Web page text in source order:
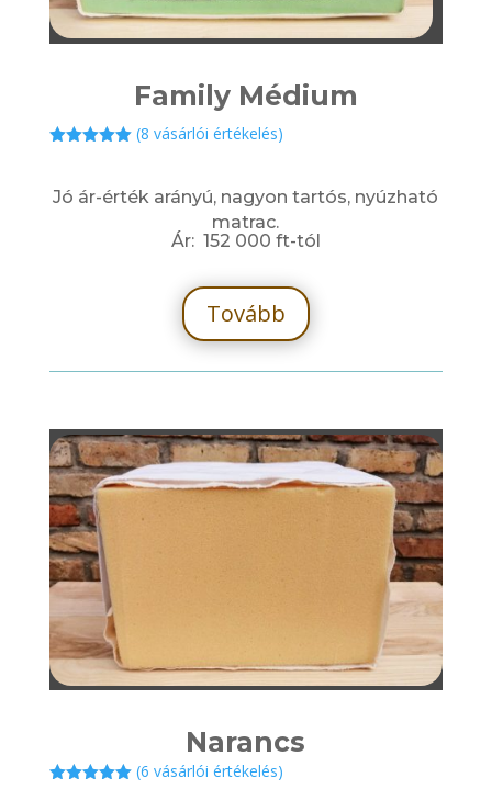
Family Médium
ből,
értékelés
(8 vásárlói értékelés)
Jó ár-érték arányú, nagyon tartós, nyúzható
matrac.
Ár: 152 000 ft-tól
Tovább
Narancs
(6 vásárlói értékelés)